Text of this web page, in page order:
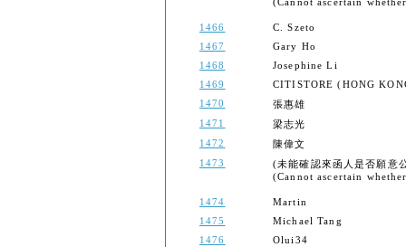
1466
C. Szeto
1467
Gary Ho
1468
Josephine Li
1469
CITISTORE (HONG
1470
張惠雄
1471
梁志光
1472
陳偉文
1473
(未能確認來函人是否願意
(Cannot ascertain
1474
Martin
1475
Michael Tang
1476
Olui34